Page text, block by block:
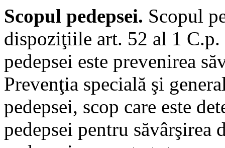
Scopul pedepsei. Scopul
dispoziţiile art. 52 al 1 C.p.
pedepsei este prevenirea
Prevenţia specială şi
pedepsei, scop care este
pedepsei pentru